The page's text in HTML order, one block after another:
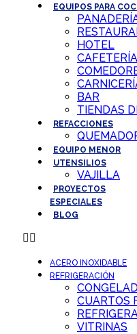
EQUIPOS PARA
HOTEL
CAFETERÍA
BAR
TIENDAS
REFACCIONES
EQUIPO MENOR
UTENSILIOS
VAJILLA
PROYECTOS
ESPECIALES
BLOG
ACERO INOXIDABLE
REFRIGERACIÓN
CUARTOS
VITRINAS